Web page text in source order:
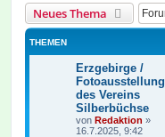
Neues Thema
THEMEN
Erzgebirge /
Fotoausstellung
des Vereins
Silberbüchse
von Redaktion »
16.7.2025, 9:42